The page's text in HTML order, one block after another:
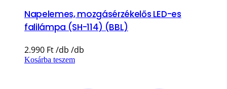
Napelemes, mozgásérzékelős LED-es
falilámpa (SH-114) (BBL)
2.990 Ft
Kosárba teszem